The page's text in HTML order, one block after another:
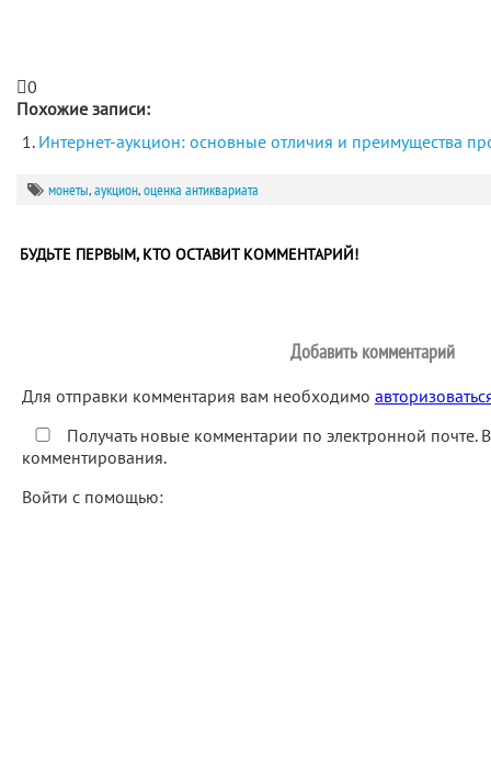
0
Похожие записи:
Интернет-аукцион: основные отличия и преимущества
монеты,аукцион,оценка антиквариата
БУДЬТЕ ПЕРВЫМ, КТО ОСТАВИТ КОММЕНТАРИЙ!
Добавить комментарий
Для отправки комментария вам необходимо
Получать новые комментарии по электронной почте.
комментирования.
Войти с помощью: